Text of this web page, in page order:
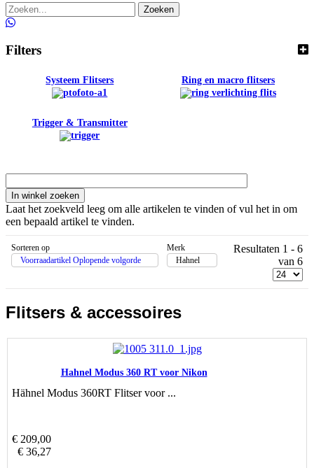
Zoeken
Filters
Systeem Flitsers Ring en macro flitsers
Trigger & Transmitter
Laat het zoekveld leeg om alle artikelen te vinden of vul het in om
een bepaald artikel te vinden.
Sorteren op
Voorraadartikel Oplopende volgorde
Merk
Hahnel
Resultaten 1 - 6
van 6
Flitsers & accessoires
Hahnel Modus 360 RT voor Nikon
Hähnel Modus 360RT Flitser voor ...
€ 209,00
€ 36,27